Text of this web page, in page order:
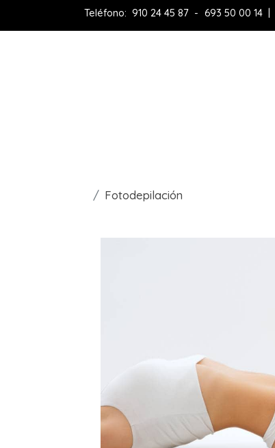
Teléfono: 910 24 45 87 - 693 50 00 14
Fotodepilación